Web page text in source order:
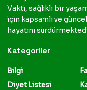
Vakti, sağlıklı bir
için kapsamlı ve
hayatını
Kategoriler
Bilgi
Diyet Listesi